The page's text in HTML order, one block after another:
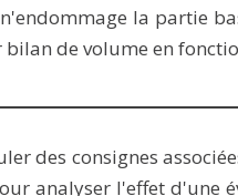
la partie
de volume en
des consignes
analyser l'effet d'une